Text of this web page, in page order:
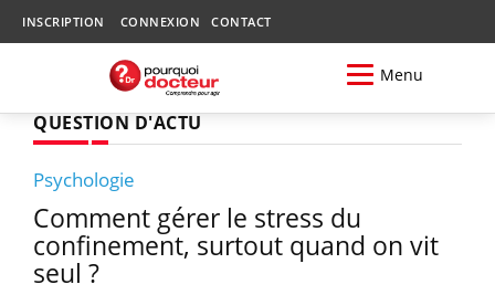
INSCRIPTION CONNEXION CONTACT
Menu
QUESTION D'ACTU
Psychologie
Comment gérer le stress du
confinement, surtout quand on vit
seul ?